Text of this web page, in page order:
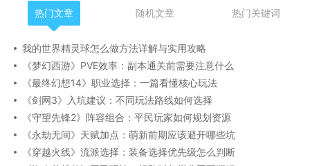
热门文章 随机文章 热门关键词
我的世界精灵球怎么做方法详解与实用攻略
《梦幻西游》PVE效率：副本通关前需要注意什么
《最终幻想14》职业选择：一篇看懂核心玩法
《剑网3》入坑建议：不同玩法路线如何选择
《守望先锋2》阵容组合：平民玩家如何规划资源
《永劫无间》天赋加点：萌新前期应该避开哪些坑
《穿越火线》流派选择：装备选择优先级怎么判断